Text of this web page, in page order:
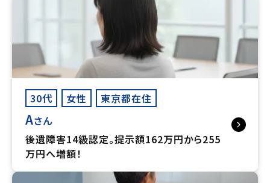
30代 女性 東京都在住
Aさん
後遺障害14級認定。提示額162万円から255
万円へ増額！